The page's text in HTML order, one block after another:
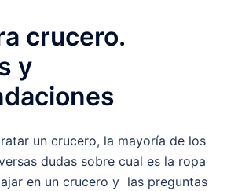
crucero.
y
un crucero, la mayoría de los
dudas sobre cual es la ropa
en un crucero y las preguntas